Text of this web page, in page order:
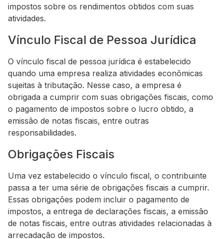
impostos sobre os rendimentos obtidos com suas
atividades.
Vínculo Fiscal de Pessoa Jurídica
O vínculo fiscal de pessoa jurídica é estabelecido
quando uma empresa realiza atividades econômicas
sujeitas à tributação. Nesse caso, a empresa é
obrigada a cumprir com suas obrigações fiscais, como
o pagamento de impostos sobre o lucro obtido, a
emissão de notas fiscais, entre outras
responsabilidades.
Obrigações Fiscais
Uma vez estabelecido o vínculo fiscal, o contribuinte
passa a ter uma série de obrigações fiscais a cumprir.
Essas obrigações podem incluir o pagamento de
impostos, a entrega de declarações fiscais, a emissão
de notas fiscais, entre outras atividades relacionadas à
arrecadação de impostos.